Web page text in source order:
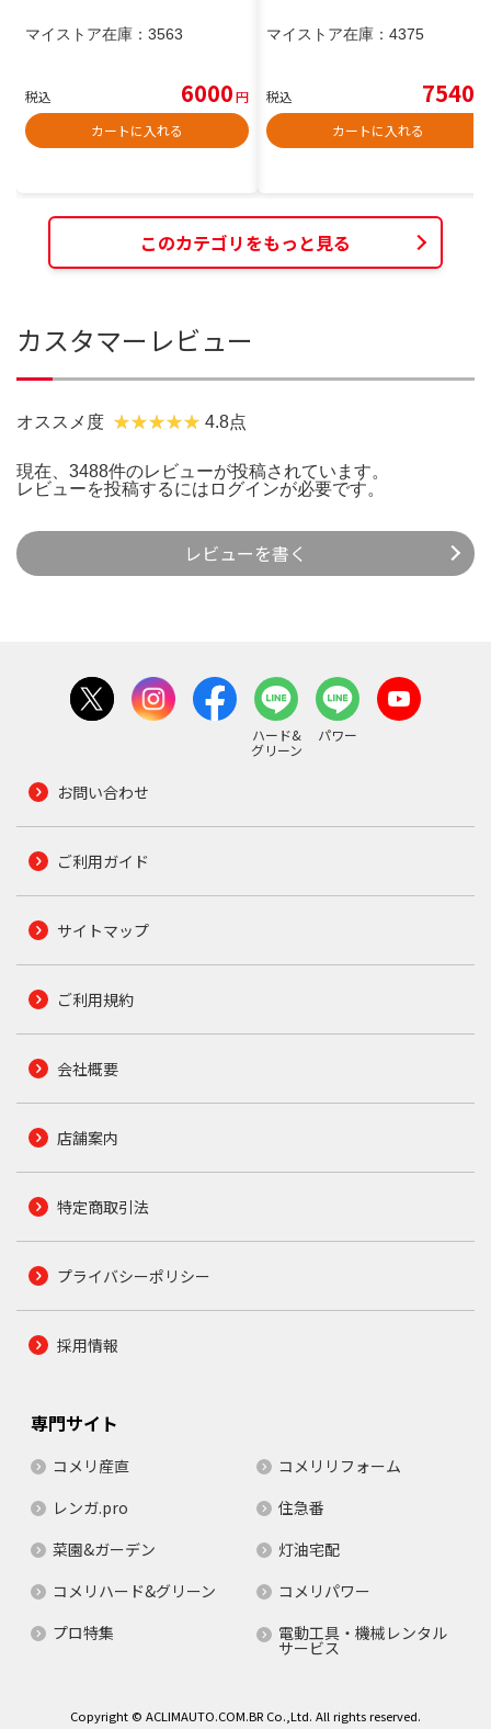
マイストア在庫： 3563
税込 6000円
カートに入れる
マイストア在庫： 4375
税込 7540
カートに入れる
このカテゴリをもっと見る
カスタマーレビュー
オススメ度 4.8点
現在、3488件のレビューが投稿されています。
レビューを投稿するには ログインが必要です。
レビューを書く
ハード&
グリーン
パワー
お問い合わせ
ご利用ガイド
サイトマップ
ご利用規約
会社概要
店舗案内
特定商取引法
プライバシーポリシー
採用情報
専門サイト
コメリ産直
コメリリフォーム
レンガ.pro
住急番
菜園&ガーデン
灯油宅配
コメリハード&グリーン
コメリパワー
プロ特集
電動工具・機械レンタル
サービス
Copyright © ACLIMAUTO.COM.BR Co.,Ltd. All rights reserved.